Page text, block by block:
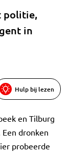
politie,
in
Hulp bij lezen
en Tilburg
dronken
probeerde